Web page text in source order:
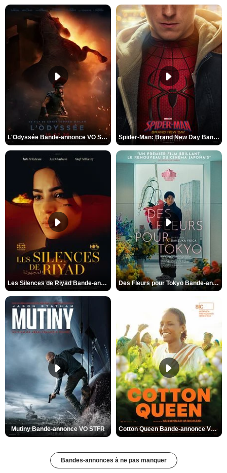
L'Odyssée Bande-annonce VO STFR Spider-Man: Brand New Day Bande-annonce VO STFR
Les Silences de Riyad Bande-annonce VO STFR Des Fleurs pour Tokyo Bande-annonce VO STFR
Mutiny Bande-annonce VO STFR Cotton Queen Bande-annonce VO STFR
Bandes-annonces à ne pas manquer